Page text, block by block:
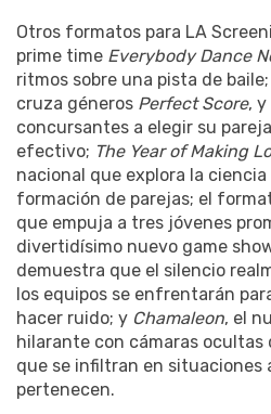
Otros formatos para LA
prime time Everybody Dance
ritmos sobre una pista de
cruza géneros Perfect Score,
concursantes a elegir su
efectivo; The Year of Making
nacional que explora la
formación de parejas; el
que empuja a tres jóvenes
divertidísimo nuevo game
demuestra que el silencio
los equipos se enfrentarán
hacer ruido; y Chamaleon, el
hilarante con cámaras
que se infiltran en situaciones
pertenecen.